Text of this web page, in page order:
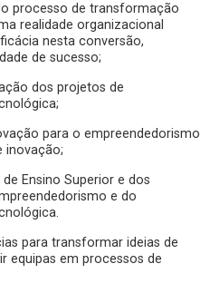
processo de transformação
realidade organizacional
nesta conversão,
de sucesso;
dos projetos de
para o empreendedorismo
inovação;
Ensino Superior e dos
e do
para transformar ideias de
equipas em processos de